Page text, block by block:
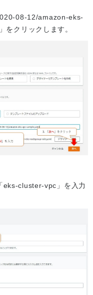
08-12/amazon-eks-
クリックします。
eks-cluster-vpc」を入力